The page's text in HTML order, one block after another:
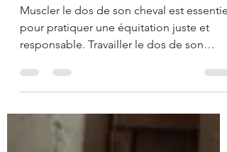
Muscler le dos de son
cheval : nos conseils et
exercices pour performer
sans artifice
Muscler le dos de son cheval est essentiel
pour pratiquer une équitation juste et